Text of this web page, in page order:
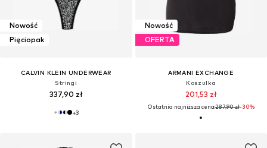
Nowość
Pięciopak
CALVIN KLEIN UNDERWEAR
Stringi
337,90 zł
+3
Nowość
OFERTA
ARMANI EXCHANGE
Koszulka
201,53 zł
Ostatnia najniższa cena:287,90 zł-30%